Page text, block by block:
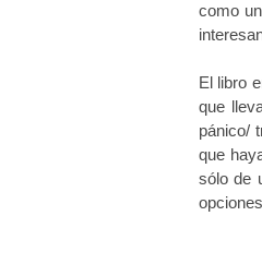
como
El libro
que
pánico/
que
sólo de